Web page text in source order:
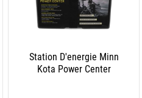
Station D'energie Minn
Kota Power Center